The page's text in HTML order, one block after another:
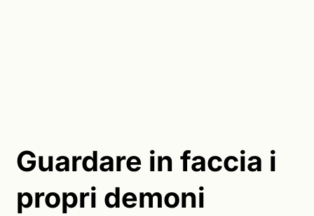
Guardare in faccia i
propri demoni